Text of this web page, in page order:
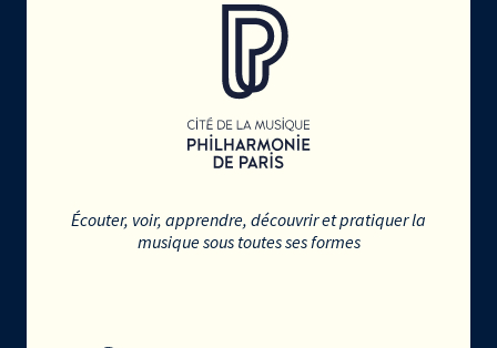
Écouter, voir, apprendre, découvrir et pratiquer la
musique sous toutes ses formes